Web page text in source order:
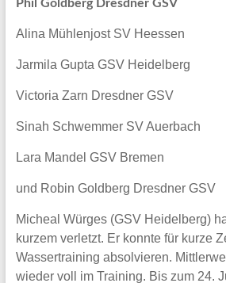
Phil Goldberg Dresdner GSV
Alina Mühlenjost SV Heessen
Jarmila Gupta GSV Heidelberg
Victoria Zarn Dresdner GSV
Sinah Schwemmer SV Auerbach
Lara Mandel GSV Bremen
und Robin Goldberg Dresdner GSV
Micheal Würges (GSV Heidelberg)
kurzem verletzt. Er konnte für kurze
Wassertraining absolvieren.
wieder voll im Training. Bis zum 24.